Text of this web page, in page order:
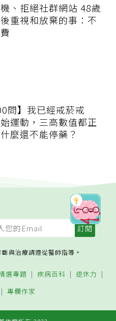
、拒絕社群網站 48歲
重視和放棄的事：不
問】我已經戒菸戒
運動，三高數值都正
麼還不能停藥？
與治療請遵從醫師指導。
選專題 疾病百科
退休力
專欄作家